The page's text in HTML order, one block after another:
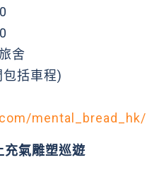
舍
括車程)
mental_bread_hk/
充氣雕塑巡遊